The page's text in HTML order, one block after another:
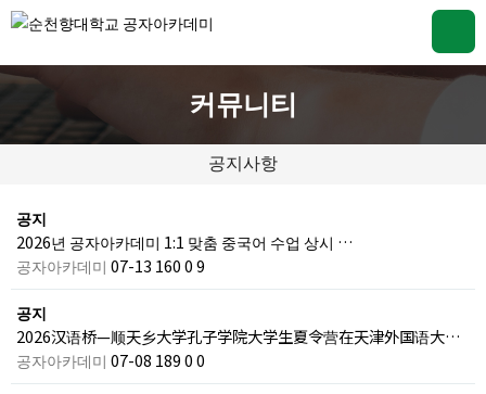
커뮤니티
공지사항
공지
2026년 공자아카데미 1:1 맞춤 중국어 수업 상시 …
공자아카데미 07-13 16009
공지
2026汉语桥—顺天乡大学孔子学院大学生夏令营在天津外国语大…
공자아카데미 07-08 18900